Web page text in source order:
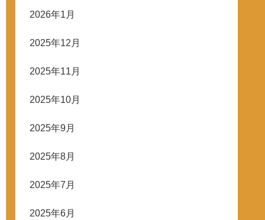
2026年1月
2025年12月
2025年11月
2025年10月
2025年9月
2025年8月
2025年7月
2025年6月